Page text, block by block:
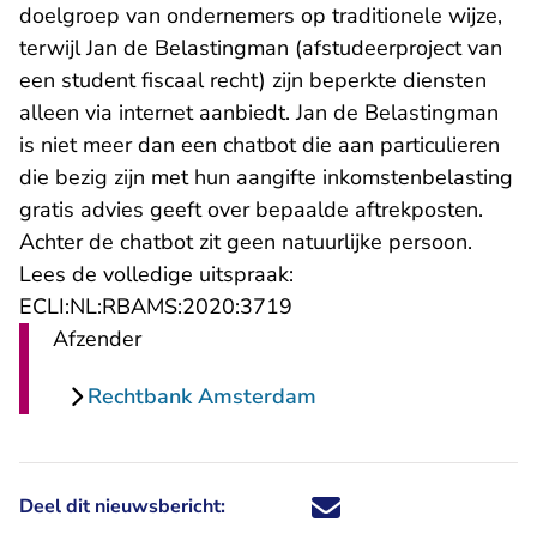
doelgroep van ondernemers op traditionele wijze,
terwijl Jan de Belastingman (afstudeerproject van
een student fiscaal recht) zijn beperkte diensten
alleen via internet aanbiedt. Jan de Belastingman
is niet meer dan een chatbot die aan particulieren
die bezig zijn met hun aangifte inkomstenbelasting
gratis advies geeft over bepaalde aftrekposten.
Achter de chatbot zit geen natuurlijke persoon.
Lees de volledige uitspraak:
ECLI:NL:RBAMS:2020:3719
Afzender
Rechtbank Amsterdam
Deel dit nieuwsbericht: Deel dit nieuwsbericht via X -
Deel dit nieuwsbericht via
Deel dit nieuwsbericht
Deel dit